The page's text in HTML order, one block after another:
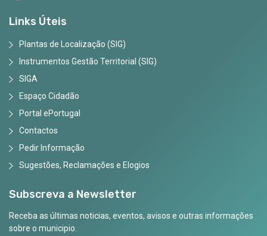
Links Úteis
Plantas de Localização (SIG)
Instrumentos Gestão Territorial (SIG)
SIGA
Espaço Cidadão
Portal ePortugal
Contactos
Pedir Informação
Sugestões, Reclamações e Elogios
Subscreva a Newsletter
Receba as últimas noticias, eventos, avisos e outras informações
sobre o municipio.